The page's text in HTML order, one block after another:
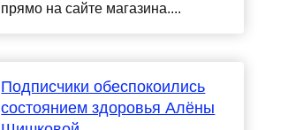
прямо на сайте магазина....
Подписчики обеспокоились
состоянием здоровья Алёны